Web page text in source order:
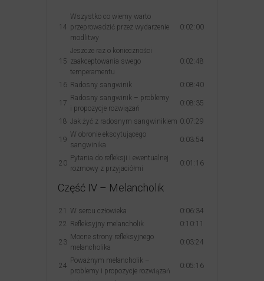
14
Wszystko co wiemy warto
przeprowadzić przez wydarzenie
modlitwy
0:02:00
15
Jeszcze raz o konieczności
zaakceptowania swego
temperamentu
0:02:48
16 Radosny sangwinik 0:08:40
17
Radosny sangwinik – problemy
i propozycje rozwiązań
0:08:35
18 Jak żyć z radosnym sangwinikiem 0:07:29
19
W obronie ekscytującego
sangwinika
0:03:54
20
Pytania do refleksji i ewentualnej
rozmowy z przyjaciółmi
0:01:16
Część IV – Melancholik
21 W sercu człowieka
0:06:34
22
Refleksyjny melancholik 0:10:11
23
Mocne strony refleksyjnego
melancholika
0:03:24
24
Poważnym melancholik –
problemy i propozycje rozwiązań
0:05:16